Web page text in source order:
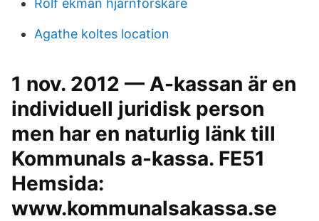
Rolf ekman hjärnforskare
Agathe koltes location
1 nov. 2012 — A-kassan är en
individuell juridisk person
men har en naturlig länk till
Kommunals a-kassa. FE51
Hemsida:
www.kommunalsakassa.se